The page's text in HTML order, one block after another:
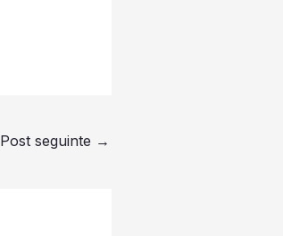
Post seguinte →